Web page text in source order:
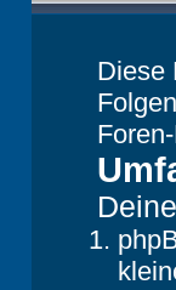
Diese